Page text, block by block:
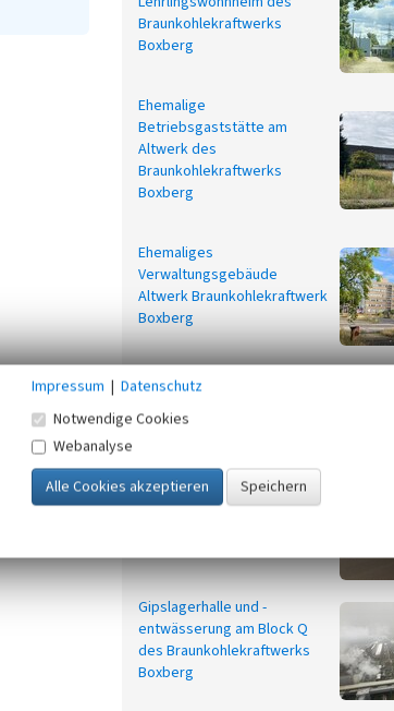
Braunkohlekraftwerks
Boxberg
Ehemalige
Betriebsgaststätte am
Altwerk des
Braunkohlekraftwerks
Boxberg
Ehemaliges
Verwaltungsgebäude
Altwerk Braunkohlekraftwerk
Boxberg
Einlaufbauwerk Schwarzer
Beginn 1965, Ende 1970
Feuerwache Kraftwerk
Gipslagerhalle und -
entwässerung am Block Q
des Braunkohlekraftwerks
Boxberg
Impressum | Datenschutz
Notwendige Cookies
Webanalyse